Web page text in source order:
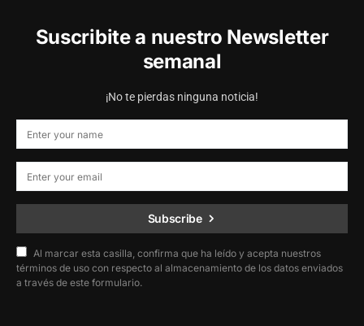
Suscribite a nuestro Newsletter
semanal
¡No te pierdas ninguna noticia!
Subscribe
Al marcar esta casilla, confirma que ha leído y acepta nuestros
términos de uso con respecto al almacenamiento de los datos enviados
a través de este formulario.